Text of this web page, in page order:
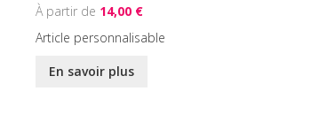
14,00 €
Article personnalisable
En savoir plus